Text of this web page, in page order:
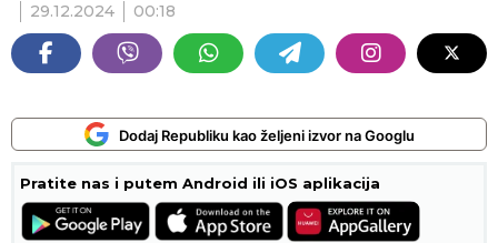
29.12.2024 00:18
Dodaj Republiku kao željeni izvor na Googlu
Pratite nas i putem Android ili iOS aplikacija